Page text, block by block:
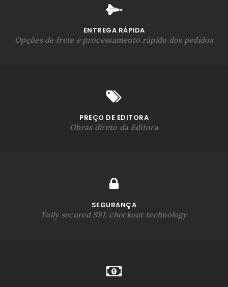
ENTREGA RÁPIDA
Opções de frete e processamento rápido dos pedidos
PREÇO DE EDITORA
Obras direto da Editora
SEGURANÇA
Fully secured SSL checkout technology